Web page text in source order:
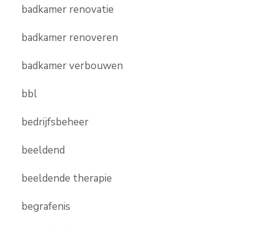
badkamer renovatie
badkamer renoveren
badkamer verbouwen
bbl
bedrijfsbeheer
beeldend
beeldende therapie
begrafenis